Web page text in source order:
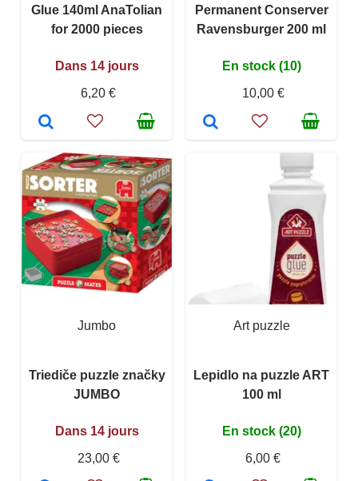
Glue 140ml AnaTolian
for 2000 pieces
Dans 14 jours
6,20 €
Permanent Conserver
Ravensburger 200 ml
En stock (10)
10,00 €
Jumbo
Triediče puzzle značky
JUMBO
Dans 14 jours
23,00 €
Art puzzle
Lepidlo na puzzle ART
100 ml
En stock (20)
6,00 €